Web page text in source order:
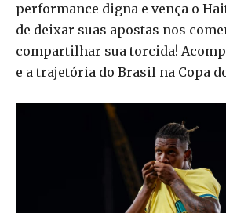
performance digna e vença o
de deixar suas apostas nos
compartilhar sua torcida!
e a trajetória do Brasil na Copa